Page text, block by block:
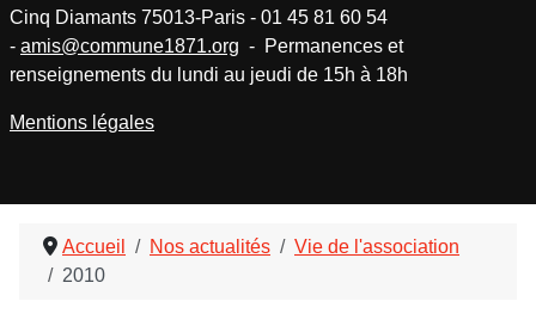
Accueil Nos actualités
Vie de l'association
2010
Cinq Diamants 75013-Paris - 01 45 81 60 54
- amis@commune1871.org - Permanences et
renseignements du lundi au jeudi de 15h à 18h
Mentions légales